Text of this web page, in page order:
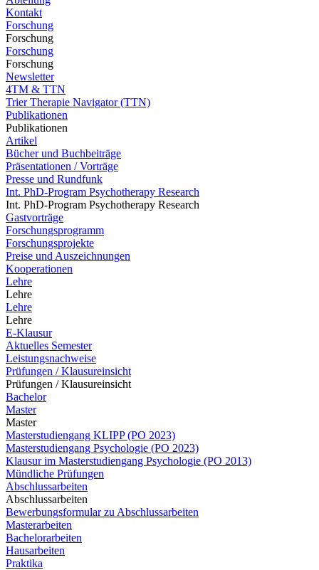
Kontakt
Forschung
Forschung
Forschung
Forschung
Newsletter
4TM & TTN
Trier Therapie Navigator (TTN)
Publikationen
Publikationen
Artikel
Bücher und Buchbeiträge
Präsentationen / Vorträge
Presse und Rundfunk
Int. PhD-Program Psychotherapy Research
Int. PhD-Program Psychotherapy Research
Gastvorträge
Forschungsprogramm
Forschungsprojekte
Preise und Auszeichnungen
Kooperationen
Lehre
Lehre
Lehre
Lehre
E-Klausur
Aktuelles Semester
Leistungsnachweise
Prüfungen / Klausureinsicht
Prüfungen / Klausureinsicht
Bachelor
Master
Master
Masterstudiengang KLIPP (PO 2023)
Masterstudiengang Psychologie (PO 2023)
Klausur im Masterstudiengang Psychologie (PO 2013)
Mündliche Prüfungen
Abschlussarbeiten
Abschlussarbeiten
Bewerbungsformular zu Abschlussarbeiten
Masterarbeiten
Bachelorarbeiten
Hausarbeiten
Praktika